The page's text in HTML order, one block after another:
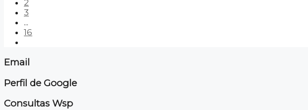
2
3
...
16
Email
Perfil de Google
Consultas Wsp